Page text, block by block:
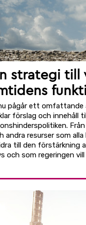
strategi till
pågår ett omfattande
förslag och innehåll
andra resurser som
till den förstärkning
och som regeringen vill